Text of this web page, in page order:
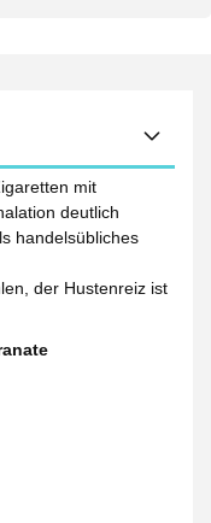
mit
deutlich
handelsübliches
der Hustenreiz ist